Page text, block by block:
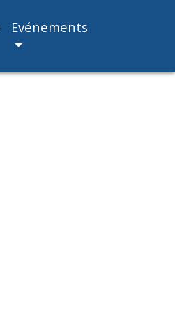
Evénements